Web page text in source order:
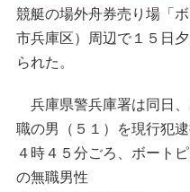
競艇の場外舟券売り場「
市兵庫区）周辺で１５日
られた。
兵庫県警兵庫署は同日
職の男（５１）を現行犯
４時４５分ごろ、ボート
の無職男性